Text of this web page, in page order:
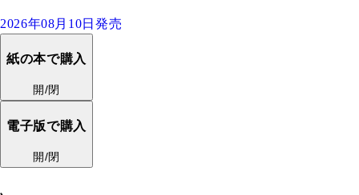
2026年08月10日発売
紙の本で購入
開/閉
電子版で購入
開/閉